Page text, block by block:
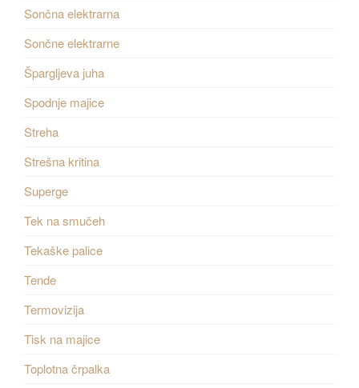
Sončna elektrarna
Sončne elektrarne
Špargljeva juha
Spodnje majice
Streha
Strešna kritina
Superge
Tek na smučeh
Tekaške palice
Tende
Termovizija
Tisk na majice
Toplotna črpalka